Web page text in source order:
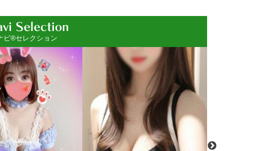
ビ®セレクション